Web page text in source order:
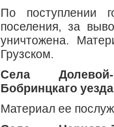
По поступлении
поселения, за
уничтожена.
Грузском.
Села Долевой-
Бобринцкаго
Материал ее